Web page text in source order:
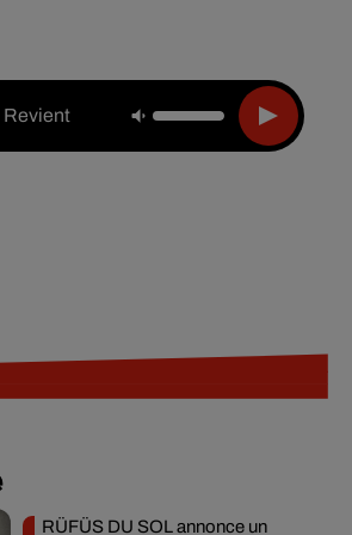
Revient
RÜFÜS DU SOL annonce un